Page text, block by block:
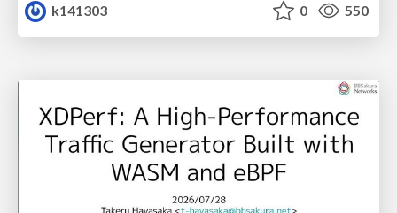
k141303
0 550